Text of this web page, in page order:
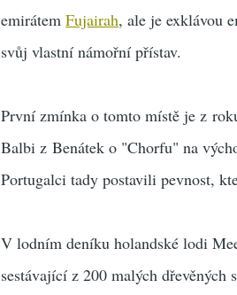
emirátemFujairah, ale je exklávou
svůj vlastní námořní přístav.
První zmínka o tomto místě je z
Balbi z Benátek o "Chorfu" na
Portugalci tady postavili pevnost,
V lodním deníku holandské lodi
sestávající z 200 malých dřevěných